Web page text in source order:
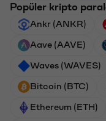
Popüler kripto
Ankr (ANKR)
Aave (AAVE)
Waves (WAVES)
Bitcoin (BTC)
Ethereum (ETH)